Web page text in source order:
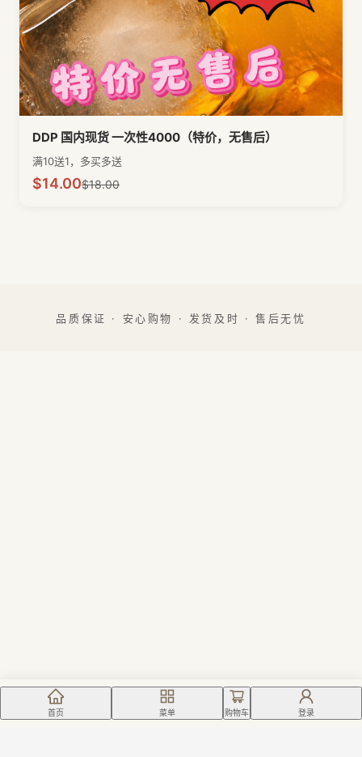
DDP 国内现货 一次性4000（特价，无售后）
满10送1，多买多送
$14.00$18.00
品质保证 · 安心购物 · 发货及时 · 售后无忧
首页 菜单 购物车 登录